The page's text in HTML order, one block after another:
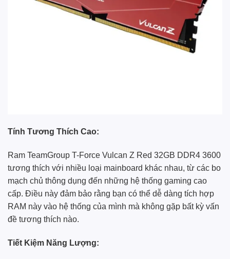
Tính Tương Thích Cao:
Ram TeamGroup T-Force Vulcan Z Red 32GB DDR4 3600
tương thích với nhiều loại mainboard khác nhau, từ các bo
mạch chủ thông dụng đến những hệ thống gaming cao
cấp. Điều này đảm bảo rằng bạn có thể dễ dàng tích hợp
RAM này vào hệ thống của mình mà không gặp bất kỳ vấn
đề tương thích nào.
Tiết Kiệm Năng Lượng: